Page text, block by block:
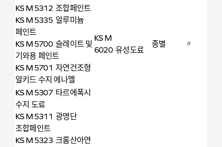
KS M 5312 조합페인트
KS M 5335 알루미늄
페인트
KS M 5700 슬레이트 및
기와용 페인트
KS M 5701 자연건조형
알키드 수지 에나멜
KS M
6020 유성도료
종별 〃
KS M 5307 타르에폭시
수지 도료
KS M 5311 광명단
조합페인트
KS M 5323 크롬산아연